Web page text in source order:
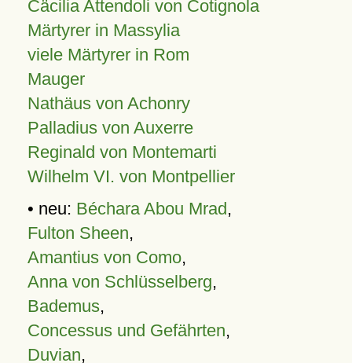
Cäcilia Attendoli von Cotignola
Märtyrer in Massylia
viele Märtyrer in Rom
Mauger
Nathäus von Achonry
Palladius von Auxerre
Reginald von Montemarti
Wilhelm VI. von Montpellier
• neu: Béchara Abou Mrad,
Fulton Sheen,
Amantius von Como,
Anna von Schlüsselberg,
Bademus,
Concessus und Gefährten,
Duvian,